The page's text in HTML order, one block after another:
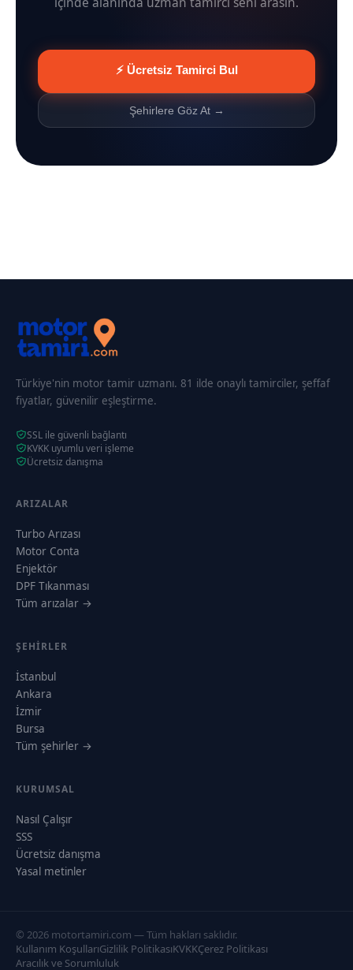
⚡ Ücretsiz Tamirci Bul
Şehirlere Göz At →
Türkiye'nin motor tamir uzmanı. 81 ilde onaylı tamirciler, şeffaf
fiyatlar, güvenilir eşleştirme.
SSL ile güvenli bağlantı
KVKK uyumlu veri işleme
Ücretsiz danışma
ARIZALAR
Turbo Arızası
Motor Conta
Enjektör
DPF Tıkanması
Tüm arızalar →
ŞEHIRLER
İstanbul
Ankara
İzmir
Bursa
Tüm şehirler →
KURUMSAL
Nasıl Çalışır
SSS
Ücretsiz danışma
Yasal metinler
© 2026 motortamiri.com — Tüm hakları saklıdır.
Kullanım KoşullarıGizlilik PolitikasıKVKKÇerez Politikası
Aracılık ve Sorumluluk